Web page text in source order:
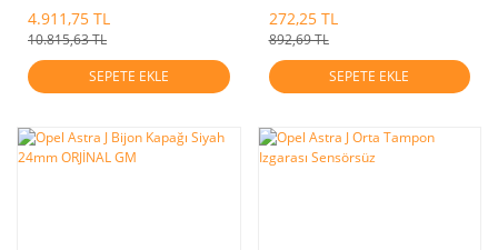
4.911,75 TL
10.815,63 TL
SEPETE EKLE
272,25 TL
892,69 TL
SEPETE EKLE